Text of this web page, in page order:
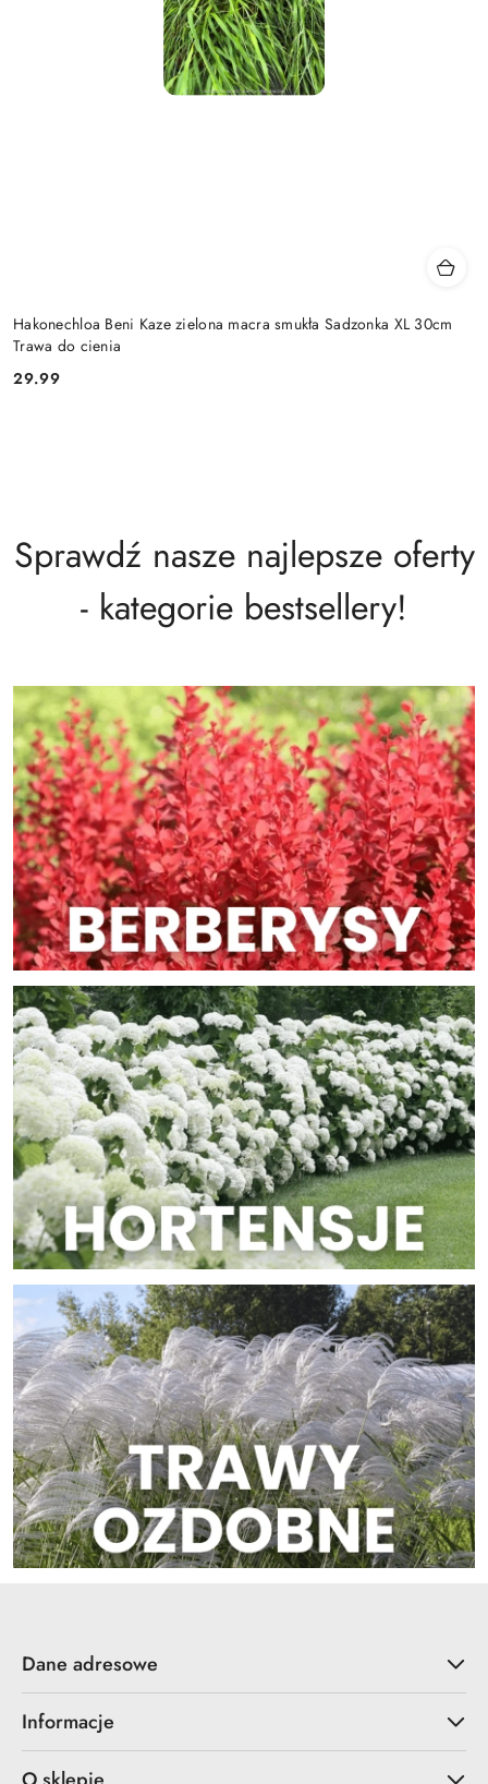
Hakonechloa Beni Kaze zielona macra smukła Sadzonka XL 30cm
Trawa do cienia
Cena:
29.99
Sprawdź nasze najlepsze oferty
- kategorie bestsellery!
Dane adresowe
Informacje